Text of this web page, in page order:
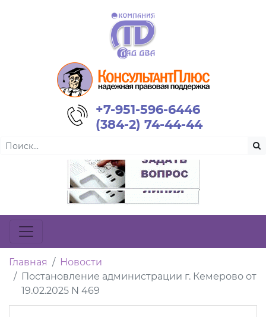
+7-951-596-6446
(384-2) 74-44-44
Главная
Новости
Постановление администрации г. Кемерово от
19.02.2025 N 469